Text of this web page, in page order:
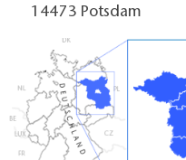
14473 Potsdam